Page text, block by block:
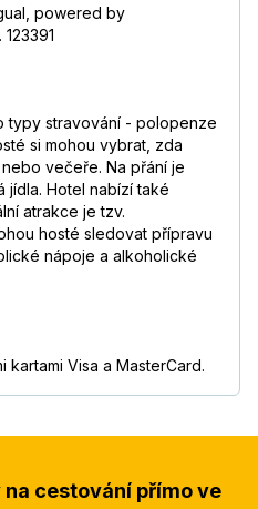
powered by
typy stravování - polopenze
si mohou vybrat, zda
večeře. Na přání je
Hotel nabízí také
atrakce je tzv.
hosté sledovat přípravu
nápoje a alkoholické
Visa a MasterCard.
cestování přímo ve